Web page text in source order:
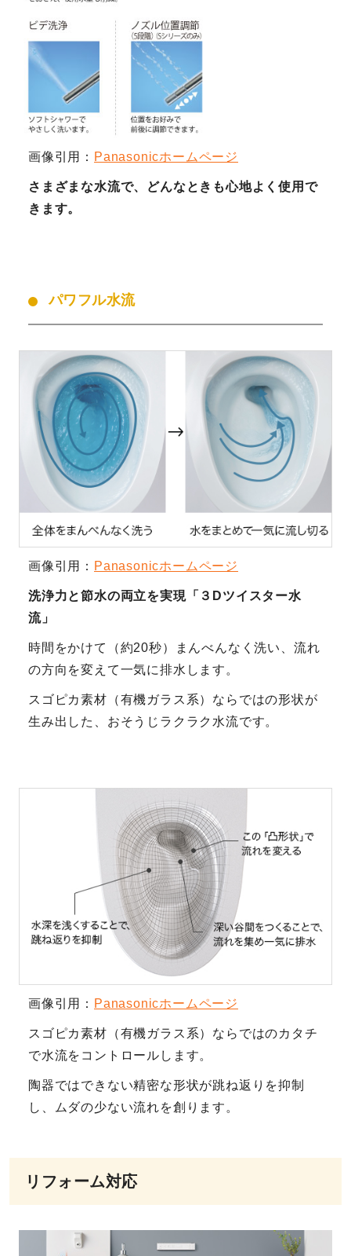
画像引用： Panasonicホームページ
さまざまな水流で、どんなときも心地よく使用で
きます。
パワフル水流
画像引用： Panasonicホームページ
洗浄力と節水の両立を実現「３Dツイスター水
流」
時間をかけて（約20秒）まんべんなく洗い、流れ
の方向を変えて一気に排水します。
スゴピカ素材（有機ガラス系）ならではの形状が
生み出した、おそうじラクラク水流です。
画像引用： Panasonicホームページ
スゴピカ素材（有機ガラス系）ならではのカタチ
で水流をコントロールします。
陶器ではできない精密な形状が跳ね返りを抑制
し、ムダの少ない流れを創ります。
リフォーム対応